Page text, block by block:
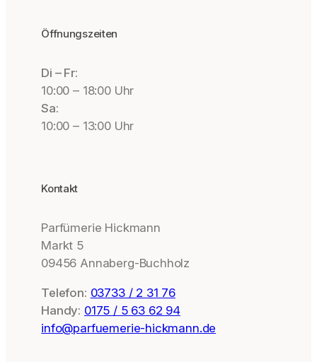
Öffnungszeiten
Di – Fr:
10:00 – 18:00 Uhr
Sa:
10:00 – 13:00 Uhr
Kontakt
Parfümerie Hickmann
Markt 5
09456 Annaberg-Buchholz
Telefon: 03733 / 2 31 76
Handy: 0175 / 5 63 62 94
info@parfuemerie-hickmann.de